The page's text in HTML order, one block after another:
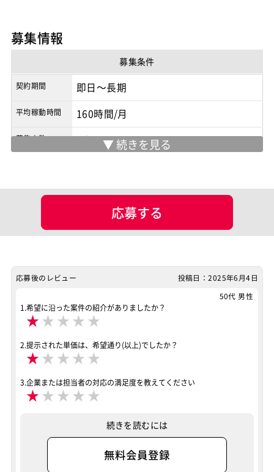
商流 元請
募集情報
募集条件
契約期間 即日～長期
平均稼動時間 160時間/月
募集人数 1人
服装 私服可
マッチング設定
担当工程 経営・事業計画 調査・分析 要件定義 基本設計
スキル Salesforce（全般）
Sales Cloud Service Cloud
Salesforce Lightning
40歳以上も活躍中 服装自由
応募する
応募後のレビュー
投稿日：2025年6月4日
50代 男性
1.希望に沿った案件の紹介がありましたか？
★ ★ ★ ★ ★
2.提示された単価は、希望通り(以上)でしたか？
★ ★ ★ ★ ★
3.企業または担当者の対応の満足度を教えてください
★ ★ ★ ★ ★
続きを読むには
無料会員登録